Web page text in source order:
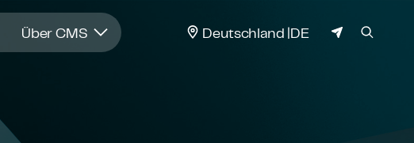
Über CMS JURISDIKTION
Deutschland DE